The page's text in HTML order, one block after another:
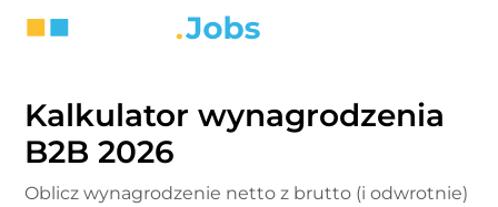
Kalkulator wynagrodzenia
B2B 2026
Oblicz wynagrodzenie netto z brutto (i odwrotnie)